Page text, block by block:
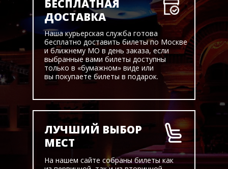
Наша курьерская служба готова
бесплатно доставить билеты по Москве
и ближнему МО в день заказа, если
выбранные вами билеты доступны
только в «бумажном» виде или
вы покупаете билеты в подарок.
БЕСПЛАТНАЯ
ДОСТАВКА
ЛУЧШИЙ ВЫБОР
МЕСТ
На нашем сайте собраны билеты как